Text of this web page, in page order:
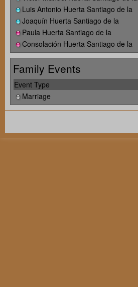
Luis Antonio Huerta Santiago de la
Joaquín Huerta Santiago de la
Paula Huerta Santiago de la
Consolación Huerta Santiago de la
Family Events
Event Type
Marriage